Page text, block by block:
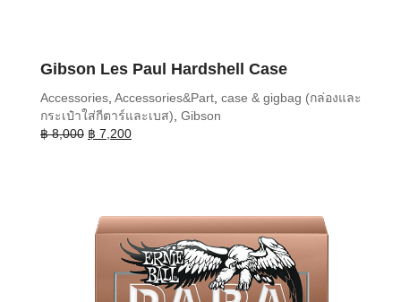
Gibson Les Paul Hardshell Case
Accessories, Accessories&Part, case & gigbag (กล่องและ
กระเป๋าใส่กีตาร์และเบส), Gibson
฿8,000 Original
฿ 7,200Current